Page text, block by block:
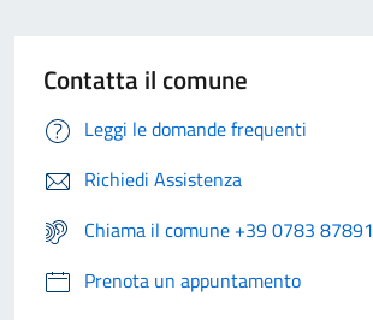
Contatta il comune
Leggi le domande frequenti
Richiedi Assistenza
Chiama il comune +39 0783 87891
Prenota un appuntamento